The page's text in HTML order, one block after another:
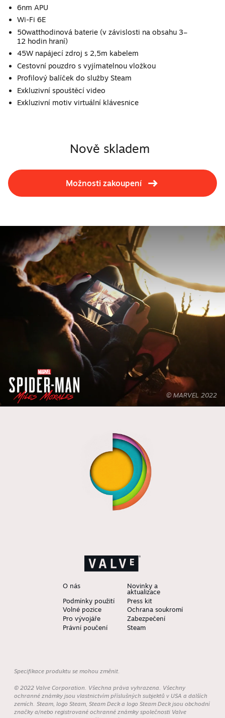
6nm APU
Wi-Fi 6E
50watthodinová baterie (v závislosti na obsahu 3–
12 hodin hraní)
45W napájecí zdroj s 2,5m kabelem
Cestovní pouzdro s vyjímatelnou vložkou
Profilový balíček do služby Steam
Exkluzivní spouštěcí video
Exkluzivní motiv virtuální klávesnice
Nově skladem
Možnosti zakoupení
© MARVEL 2022
O nás Novinky a
aktualizace
Podmínky použití
Press kit
Volné pozice
Ochrana soukromí
Pro vývojáře
Zabezpečení
Právní poučení
Steam
Specifikace produktu se mohou změnit.
© 2022 Valve Corporation. Všechna práva vyhrazena. Všechny
ochranné známky jsou vlastnictvím příslušných subjektů v USA a dalších
zemích. Steam, logo Steam, Steam Deck a logo Steam Deck jsou obchodní
značky a/nebo registrované ochranné známky společnosti Valve